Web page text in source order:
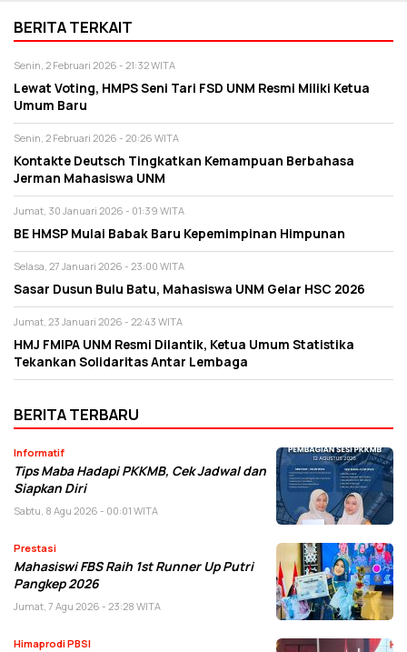
BERITA TERKAIT
Senin, 2 Februari 2026 - 21:32 WITA
Lewat Voting, HMPS Seni Tari FSD UNM Resmi Miliki Ketua
Umum Baru
Senin, 2 Februari 2026 - 20:26 WITA
Kontakte Deutsch Tingkatkan Kemampuan Berbahasa
Jerman Mahasiswa UNM
Jumat, 30 Januari 2026 - 01:39 WITA
BE HMSP Mulai Babak Baru Kepemimpinan Himpunan
Selasa, 27 Januari 2026 - 23:00 WITA
Sasar Dusun Bulu Batu, Mahasiswa UNM Gelar HSC 2026
Jumat, 23 Januari 2026 - 22:43 WITA
HMJ FMIPA UNM Resmi Dilantik, Ketua Umum Statistika
Tekankan Solidaritas Antar Lembaga
BERITA TERBARU
Informatif
Tips Maba Hadapi PKKMB, Cek Jadwal dan
Siapkan Diri
Sabtu, 8 Agu 2026 - 00:01 WITA
Prestasi
Mahasiswi FBS Raih 1st Runner Up Putri
Pangkep 2026
Jumat, 7 Agu 2026 - 23:28 WITA
Himaprodi PBSI